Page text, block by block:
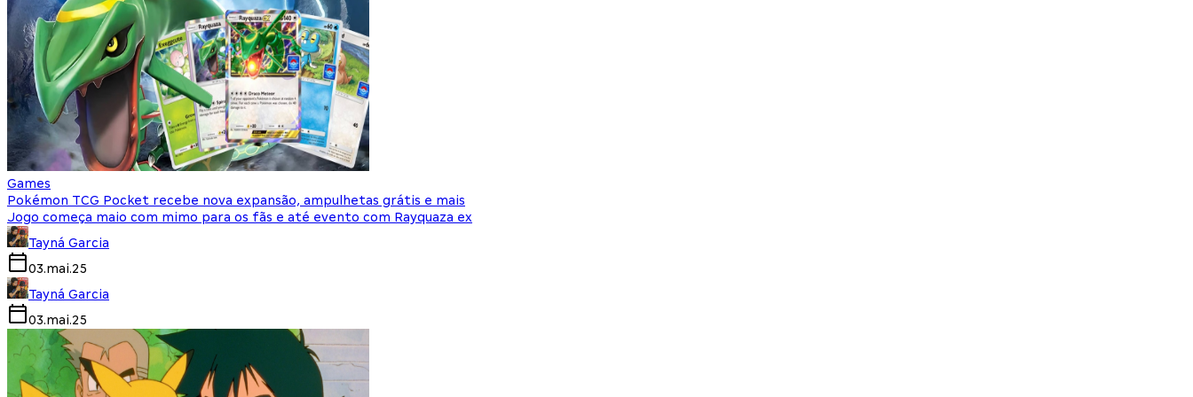
Games
Pokémon TCG Pocket recebe nova expansão, ampulhetas grátis e mais
Jogo começa maio com mimo para os fãs e até evento com Rayquaza ex
Tayná Garcia
03.mai.25
Tayná Garcia
03.mai.25